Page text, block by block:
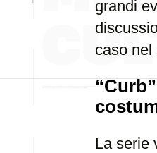
grandi
caso nel
La serie